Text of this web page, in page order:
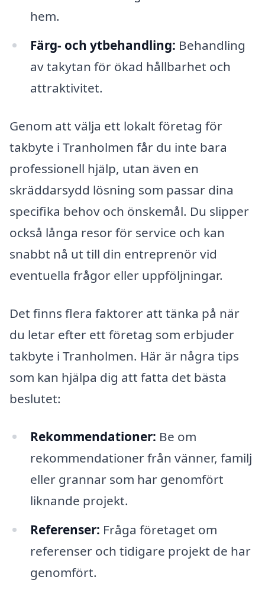
hem.
Färg- och ytbehandling: Behandling
av takytan för ökad hållbarhet och
attraktivitet.
Genom att välja ett lokalt företag för
takbyte i Tranholmen får du inte bara
professionell hjälp, utan även en
skräddarsydd lösning som passar dina
specifika behov och önskemål. Du slipper
också långa resor för service och kan
snabbt nå ut till din entreprenör vid
eventuella frågor eller uppföljningar.
Det finns flera faktorer att tänka på när
du letar efter ett företag som erbjuder
takbyte i Tranholmen. Här är några tips
som kan hjälpa dig att fatta det bästa
beslutet:
Rekommendationer: Be om
rekommendationer från vänner, familj
eller grannar som har genomfört
liknande projekt.
Referenser: Fråga företaget om
referenser och tidigare projekt de har
genomfört.